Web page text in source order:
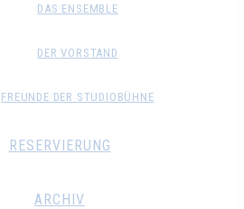
DAS ENSEMBLE
DER VORSTAND
FREUNDE DER STUDIOBÜHNE
RESERVIERUNG
ARCHIV